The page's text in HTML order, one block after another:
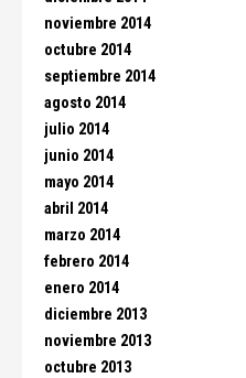
noviembre 2014
octubre 2014
septiembre 2014
agosto 2014
julio 2014
junio 2014
mayo 2014
abril 2014
marzo 2014
febrero 2014
enero 2014
diciembre 2013
noviembre 2013
octubre 2013